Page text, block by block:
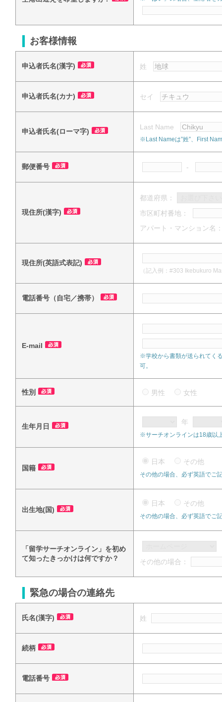
お客様情報
申込者氏名(漢字) 姓
申込者氏名(カナ) セイ
申込者氏名(ローマ字)
Last Name
※Last Nameは”姓”、First
郵便番号 -
現住所(漢字)
都道府県：
市区町村番地：
アパート・マンション名
現住所(英語式表記)
（記入例：#303 Ikebukuro
電話番号（自宅／携帯）
E-mail
※学校から書類が送られてく
可。
性別 男性 女性
生年月日
年
※サーチオンラインは18歳以
国籍
日本 その他
その他の場合、必ず英語でご
出生地(国)
日本 その他
その他の場合、必ず英語でご
「留学サーチオンライン」を初め
て知ったきっかけは何ですか？
その他の場合：
緊急の場合の連絡先
氏名(漢字) 姓
続柄
電話番号